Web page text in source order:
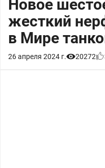
Новое
жесткий
в Мире
26 апреля 2024 г. 20272